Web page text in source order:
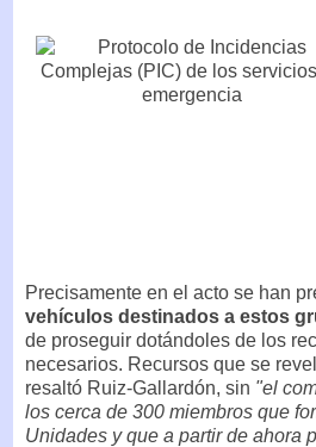
Precisamente en el acto se han
vehículos destinados a estos
de proseguir dotándoles de los
necesarios. Recursos que se
resaltó Ruiz-Gallardón, sin "el
los cerca de 300 miembros que
Unidades y que a partir de ahora